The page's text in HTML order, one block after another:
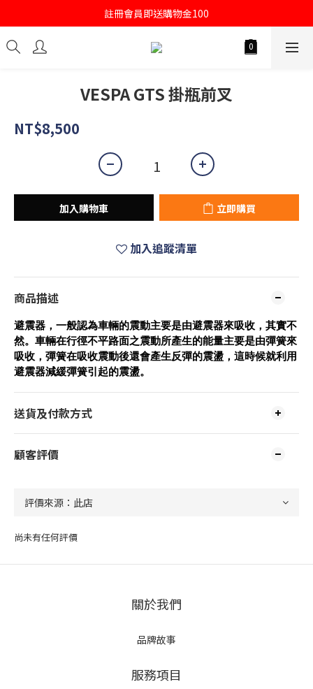
註冊會員即送購物金100
註冊會員即送購物金100
當月壽星送500購物金
VESPA GTS 掛瓶前叉
NT$8,500
加入購物車 立即購買
加入追蹤清單
商品描述
避震器，一般認為車輛的震動主要是由避震器來吸收，其實不
然。車輛在行徑不平路面之震動所產生的能量主要是由彈簧來
吸收，彈簧在吸收震動後還會產生反彈的震盪，這時候就利用
避震器減緩彈簧引起的震盪。
送貨及付款方式
顧客評價
尚未有任何評價
關於我們
品牌故事
服務項目